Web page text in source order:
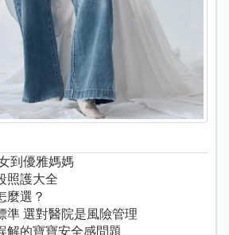
到優雅媽媽
照護大全
麼選？
準 選對醫院是風險管理
解的寶寶安全感問題